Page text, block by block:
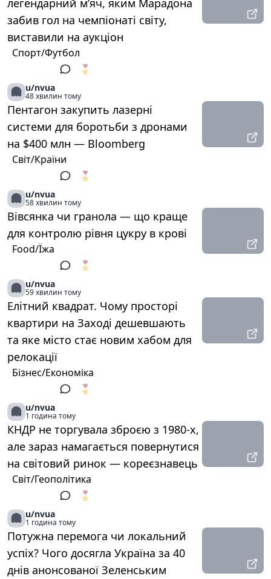
легендарний м’яч, яким Марадона
забив гол на чемпіонаті світу,
виставили на аукціон
Спорт/Футбол
🎖️
u/nvua
48 хвилин тому
Пентагон закупить лазерні
системи для боротьби з дронами
на $400 млн — Bloomberg
Світ/Країни
🎖️
u/nvua
58 хвилин тому
Вівсянка чи гранола — що краще
для контролю рівня цукру в крові
Food/Їжа
🎖️
u/nvua
59 хвилин тому
Елітний квадрат. Чому просторі
квартири на Заході дешевшають
та яке місто стає новим хабом для
релокації
Бізнес/Економіка
🎖️
u/nvua
1 година тому
КНДР не торгувала зброєю з 1980-х,
але зараз намагається повернутися
на світовий ринок — кореєзнавець
Світ/Геополітика
🎖️
u/nvua
1 година тому
Потужна перемога чи локальний
успіх? Чого досягла Україна за 40
днів анонсованої Зеленським